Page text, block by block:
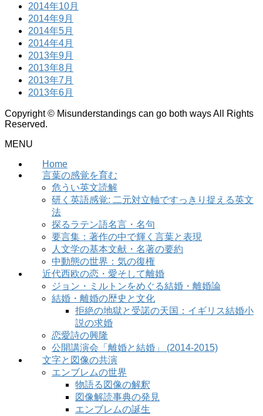
2014年10月
2014年9月
2014年5月
2014年4月
2013年9月
2013年8月
2013年7月
2013年6月
Copyright © Misunderstandings can go both ways All Rights
Reserved.
MENU
Home
言葉の感覚を育む
危うい英文読解
研く英語感覚: 二元対立軸ですっきり捉える英文
法
探るラテン語名言・名句
要言集：著作の中で輝く言葉と表現
人文学の基本文献・名著の要約
中動態の世界：気の復権
近代西欧の恋・愛そして離婚
ジョン・ミルトンをめぐる結婚・離婚論
結婚・離婚の歴史と文化
拒絶の地獄と受諾の天国：イギリス結婚小
説の求婚
恋愛詩の興隆
公開講演会「離婚と結婚」 (2014-2015)
文字と図像の共演
エンブレムの世界
物語る図像の解釈
図像解読事典の発見
エンブレムの誕生